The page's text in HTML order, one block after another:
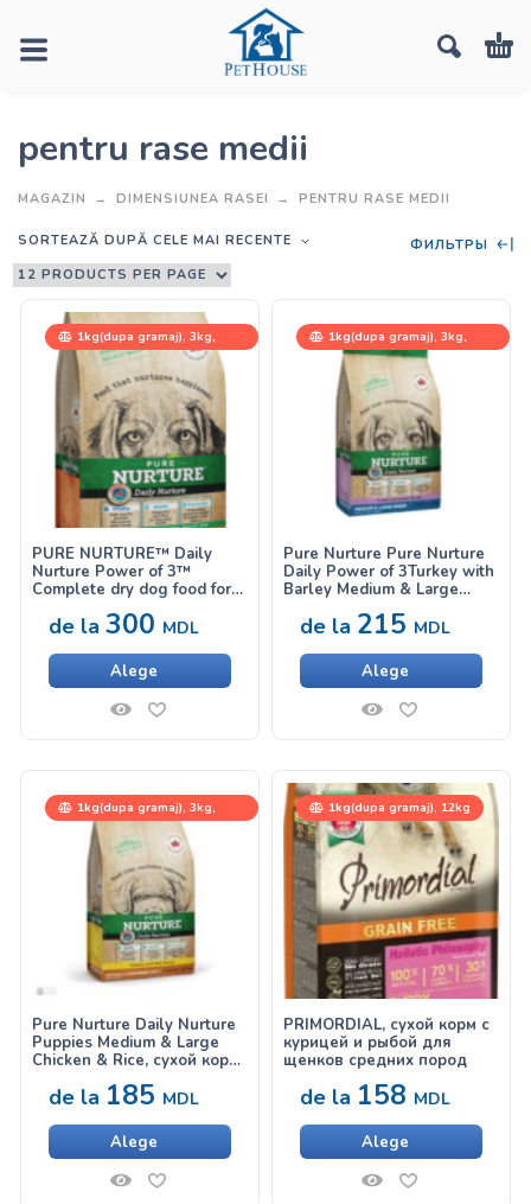
pentru rase medii
MAGAZIN DIMENSIUNEA RASEI PENTRU RASE MEDII
SORTEAZĂ DUPĂ CELE MAI RECENTE ФИЛЬТРЫ
1kg(dupa gramaj), 3kg,
12,5kg
PURE NURTURE™ Daily
Nurture Power of 3™
Complete dry dog food for
breeds, lamb with barley,
ячменем для собак
средних и крупных пород
de la300 MDL
Alege
1kg(dupa gramaj), 3kg,
12,5kg
Pure Nurture Pure Nurture
Daily Power of 3Turkey with
Barley Medium & Large
индейкой и ячменем для
пород
de la 215 MDL
Alege
1kg(dupa gramaj), 3kg,
12,5kg
Pure Nurture Daily Nurture
Puppies Medium & Large
Chicken & Rice, сухой корм
щенков средних и
de la 185 MDL
Alege
1kg(dupa gramaj), 12kg
PRIMORDIAL, сухой корм с
курицей и рыбой для
щенков средних пород
de la 158 MDL
Alege